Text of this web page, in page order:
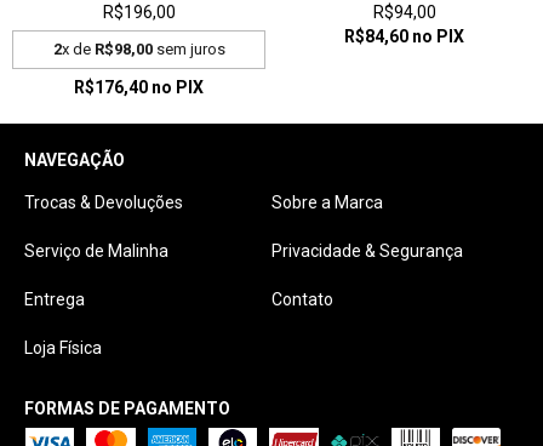
R$196,00
2x de R$98,00sem juros
R$176,40 no PIX
R$94,00
R$84,60 no PIX
NAVEGAÇÃO
Trocas & Devoluções Sobre a Marca
Serviço de Malinha Privacidade & Segurança
Entrega Contato
Loja Física
FORMAS DE PAGAMENTO